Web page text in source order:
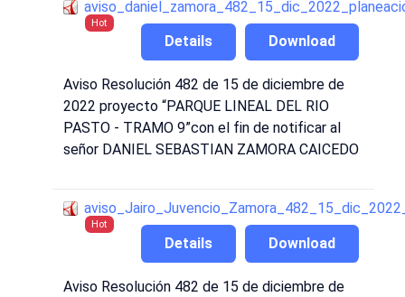
Hot
Download
Details
Aviso Resolución 482 de 15 de diciembre de
2022 proyecto “PARQUE LINEAL DEL RIO
PASTO - TRAMO 9”con el fin de notificar al
señor DANIEL SEBASTIAN ZAMORA CAICEDO
Hot
Download
Details
Aviso Resolución 482 de 15 de diciembre de